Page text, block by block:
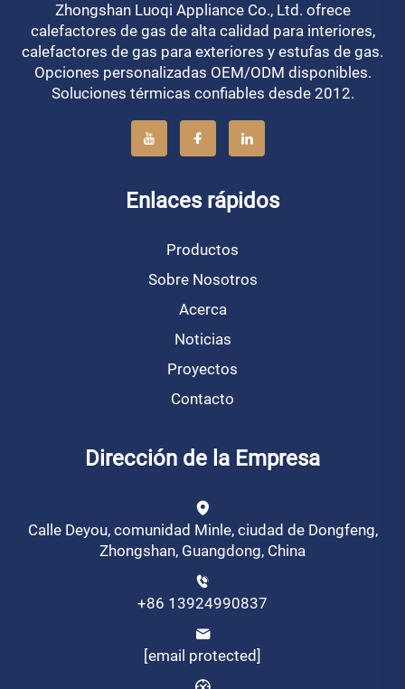
Zhongshan Luoqi Appliance Co., Ltd. ofrece
calefactores de gas de alta calidad para interiores,
calefactores de gas para exteriores y estufas de gas.
Opciones personalizadas OEM/ODM disponibles.
Soluciones térmicas confiables desde 2012.
Enlaces rápidos
Productos
Sobre Nosotros
Acerca
Noticias
Proyectos
Contacto
Dirección de la Empresa
Calle Deyou, comunidad Minle, ciudad de Dongfeng,
Zhongshan, Guangdong, China
+86 13924990837
[email protected]